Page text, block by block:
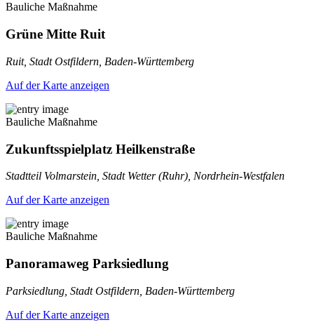
Bauliche Maßnahme
Grüne Mitte Ruit
Ruit, Stadt Ostfildern, Baden-Württemberg
Auf der Karte anzeigen
Bauliche Maßnahme
Zukunftsspielplatz Heilkenstraße
Stadtteil Volmarstein, Stadt Wetter (Ruhr), Nordrhein-Westfalen
Auf der Karte anzeigen
Bauliche Maßnahme
Panoramaweg Parksiedlung
Parksiedlung, Stadt Ostfildern, Baden-Württemberg
Auf der Karte anzeigen